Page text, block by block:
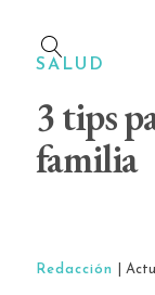
SALUD
3 tips
familia
Redacción |